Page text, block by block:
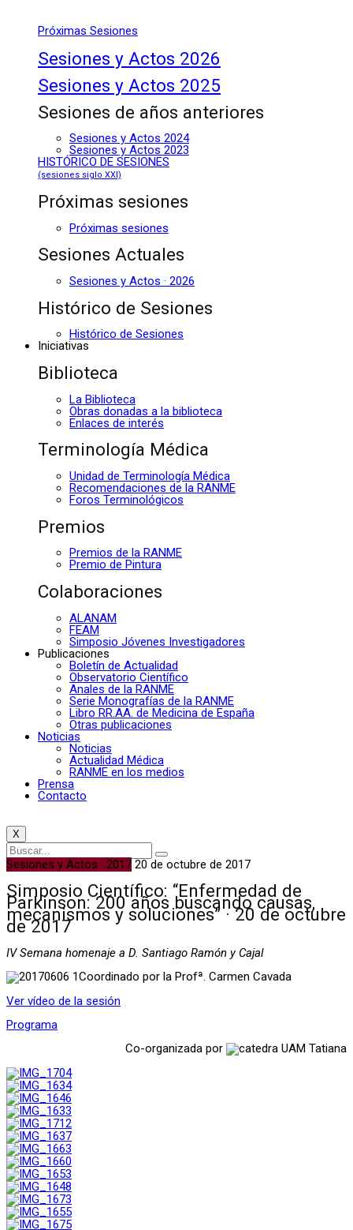
Próximas Sesiones
Sesiones y Actos 2026
Sesiones y Actos 2025
Sesiones de años anteriores
Sesiones y Actos 2024
Sesiones y Actos 2023
HISTÓRICO DE SESIONES
(sesiones siglo XXI)
Próximas sesiones
Próximas sesiones
Sesiones Actuales
Sesiones y Actos · 2026
Histórico de Sesiones
Histórico de Sesiones
Iniciativas
Biblioteca
La Biblioteca
Obras donadas a la biblioteca
Enlaces de interés
Terminología Médica
Unidad de Terminología Médica
Recomendaciones de la RANME
Foros Terminológicos
Premios
Premios de la RANME
Premio de Pintura
Colaboraciones
ALANAM
FEAM
Simposio Jóvenes Investigadores
Publicaciones
Boletín de Actualidad
Observatorio Científico
Anales de la RANME
Serie Monografías de la RANME
Libro RR.AA. de Medicina de España
Otras publicaciones
Noticias
Noticias
Actualidad Médica
RANME en los medios
Prensa
Contacto
X
Sesiones y Actos · 2017 20 de octubre de 2017
Simposio Científico: “Enfermedad de
Parkinson: 200 años buscando causas,
mecanismos y soluciones” · 20 de octubre
de 2017
IV Semana homenaje a D. Santiago Ramón y Cajal
Coordinado por la Profª. Carmen Cavada
Ver vídeo de la sesión
Programa
Co-organizada por